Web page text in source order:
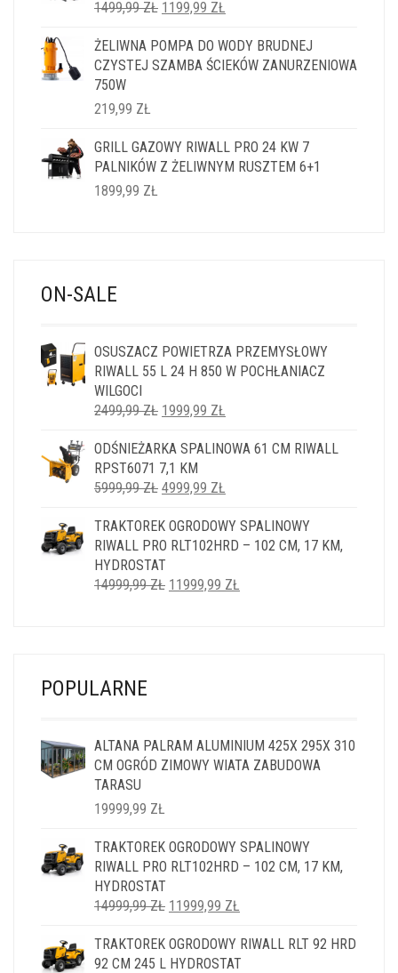
1499,99ZŁ PIERWOTNA
WYNOSIŁA:
1499,99 ZŁ.
1199,99 ZŁ
WYNOSI:
1199,99 ZŁ.
ŻELIWNA POMPA DO WODY BRUDNEJ
CZYSTEJ SZAMBA ŚCIEKÓW ZANURZENIOWA
750W
219,99 ZŁ
GRILL GAZOWY RIWALL PRO 24 KW 7
PALNIKÓW Z ŻELIWNYM RUSZTEM 6+1
1899,99 ZŁ
ON-SALE
OSUSZACZ POWIETRZA PRZEMYSŁOWY
RIWALL 55 L 24 H 850 W POCHŁANIACZ
WILGOCI
2499,99ZŁ PIERWOTNA
WYNOSIŁA:
2499,99 ZŁ.
1999,99 ZŁ
WYNOSI:
ODŚNIEŻARKA SPALINOWA 61 CM RIWALL
RPST6071 7,1 KM
5999,99ZŁ PIERWOTNA
WYNOSIŁA:
5999,99 ZŁ.
4999,99 ZŁ
WYNOSI:
4999,99 ZŁ.
TRAKTOREK OGRODOWY SPALINOWY
RIWALL PRO RLT102HRD – 102 CM, 17 KM,
HYDROSTAT
14999,99ZŁ PIERWOTNA
11999,99 ZŁ
POPULARNE
ALTANA PALRAM ALUMINIUM 425X 295X 310
CM OGRÓD ZIMOWY WIATA ZABUDOWA
TARASU
19999,99 ZŁ
TRAKTOREK OGRODOWY SPALINOWY
RIWALL PRO RLT102HRD – 102 CM, 17 KM,
HYDROSTAT
14999,99ZŁ PIERWOTNA
WYNOSIŁA:
14999,99 ZŁ.
11999,99 ZŁ
WYNOSI:
11999,99 ZŁ.
TRAKTOREK OGRODOWY RIWALL RLT 92 HRD
92 CM 245 L HYDROSTAT